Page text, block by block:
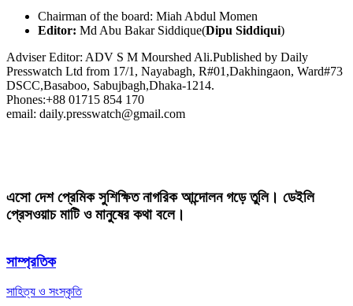
Chairman of the board: Miah Abdul Momen
Editor: Md Abu Bakar Siddique(Dipu Siddiqui)
Adviser Editor: ADV S M Mourshed Ali.Published by Daily
Presswatch Ltd from 17/1, Nayabagh, R#01,Dakhingaon, Ward#73
DSCC,Basaboo, Sabujbagh,Dhaka-1214.
Phones:+88 01715 854 170
email: daily.presswatch@gmail.com
এসো দেশ প্রেমিক সুশিক্ষিত নাগরিক আন্দোলন গড়ে তুলি। ডেইলি
প্রেসওয়াচ মাটি ও মানুষের কথা বলে।
সাম্প্রতিক
সাহিত্য ও সংস্কৃতি